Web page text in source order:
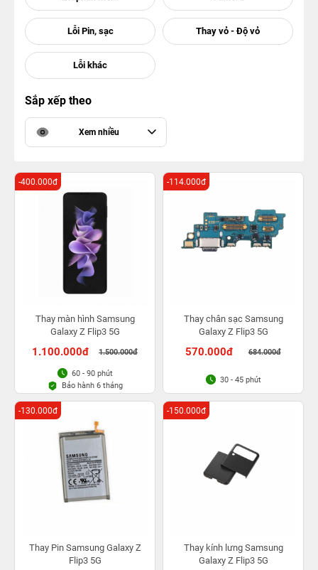
Sắp xếp theo
Xem nhiều
Thay màn hình Samsung
Galaxy Z Flip3 5G
1.100.000đ 1.500.000đ
-400.000đ
60 - 90 phút
Bảo hành 6 tháng
Thay chân sạc Samsung
Galaxy Z Flip3 5G
570.000đ 684.000đ
-114.000đ
30 - 45 phút
Thay Pin Samsung Galaxy Z
Flip3 5G
-130.000đ
Thay kính lưng Samsung
Galaxy Z Flip3 5G
-150.000đ